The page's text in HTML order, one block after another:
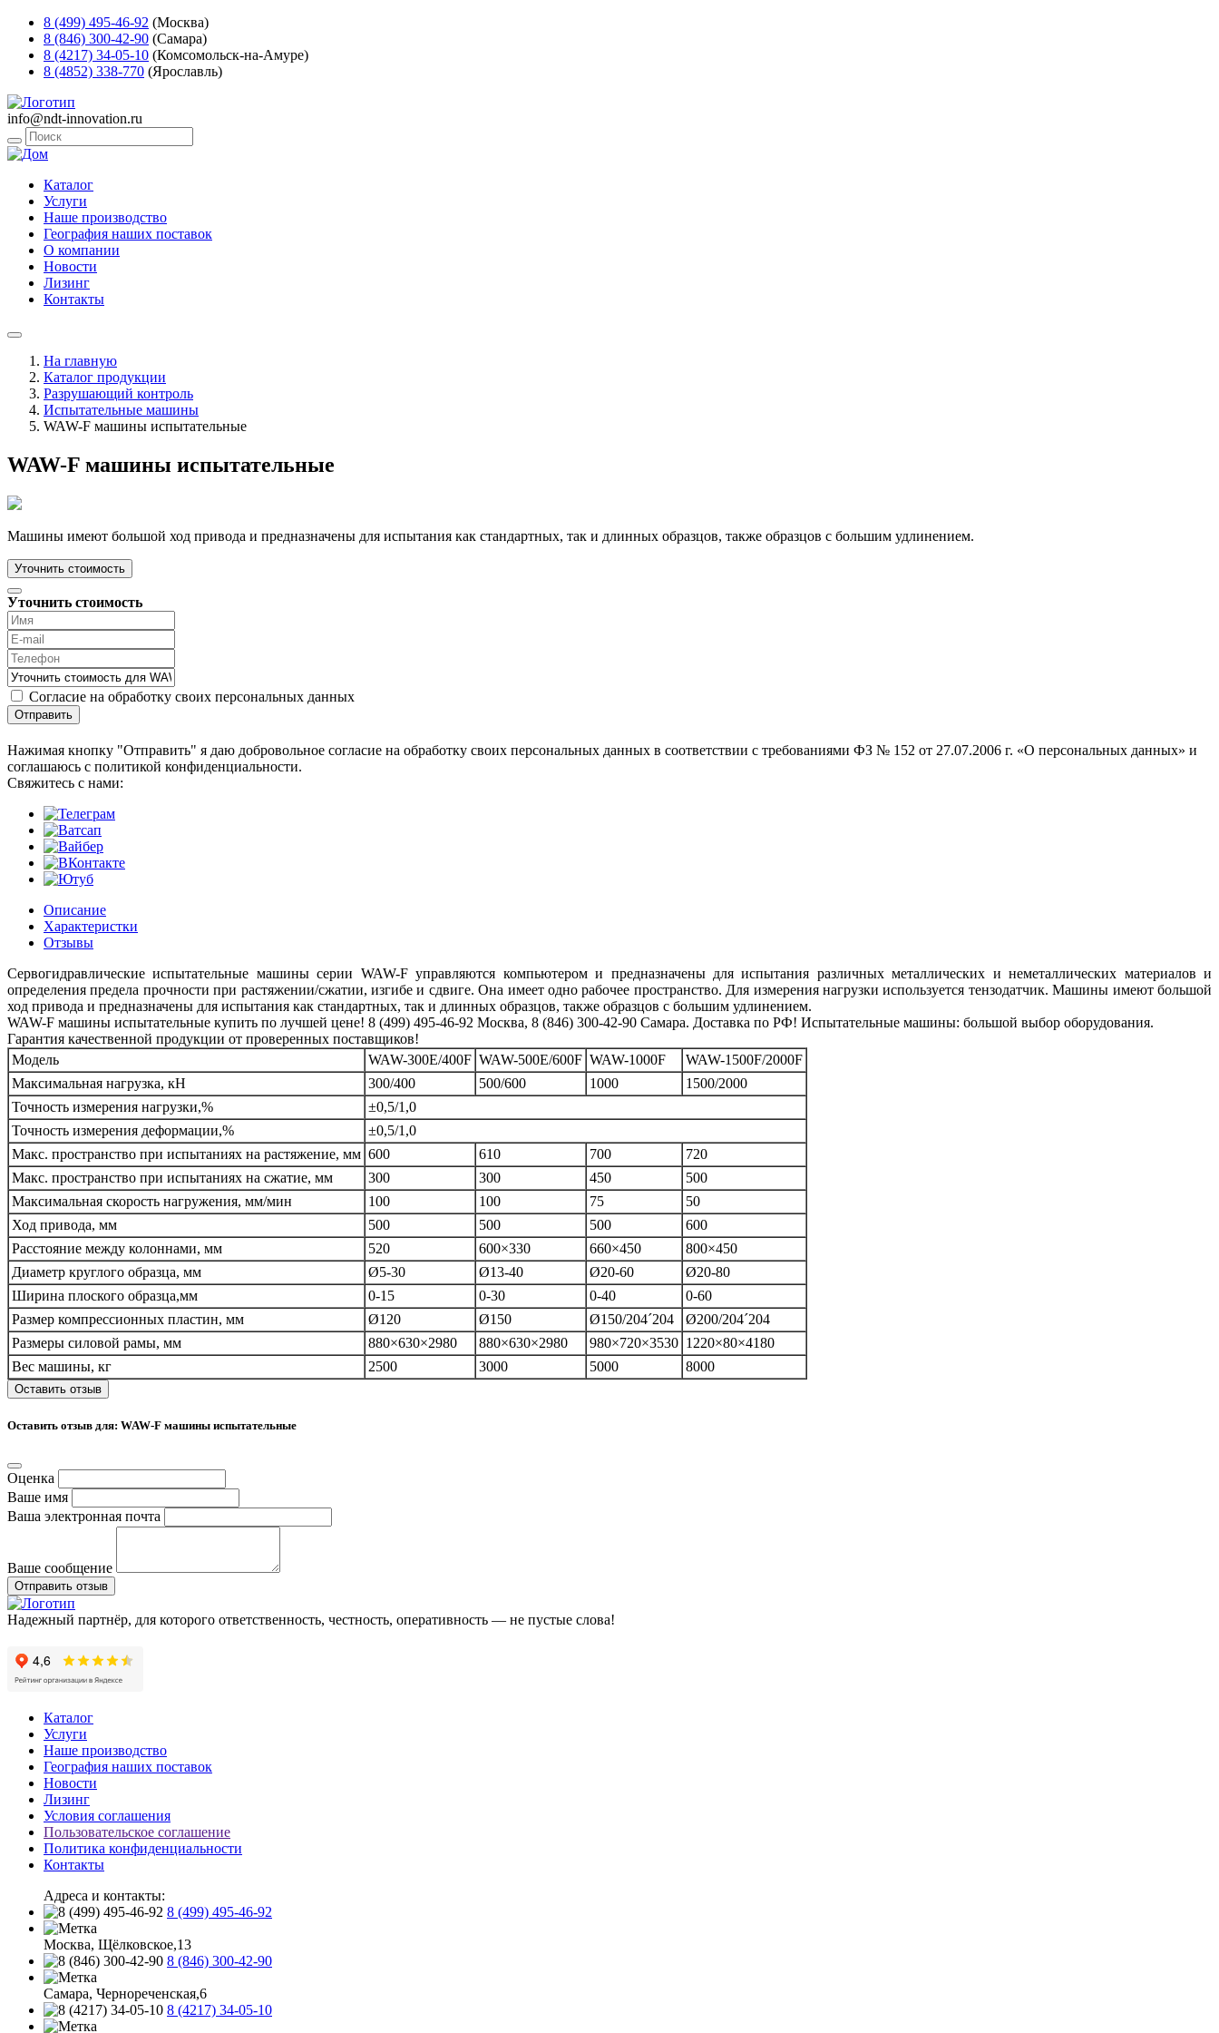
8 (499) 495-46-92 (Москва)
8 (846) 300-42-90 (Самара)
8 (4217) 34-05-10 (Комсомольск-на-Амуре)
8 (4852) 338-770 (Ярославль)
info@ndt-innovation.ru
Каталог
Услуги
Наше производство
География наших поставок
О компании
Новости
Лизинг
Контакты
На главную
Каталог продукции
Разрушающий контроль
Испытательные машины
WAW-F машины испытательные
WAW-F машины испытательные
Машины имеют большой ход привода и предназначены для испытания как стандартных, так и длинных образцов, также образцов с большим удлинением.
Уточнить стоимость
Уточнить стоимость
Согласие на обработку своих персональных данных
Отправить
Нажимая кнопку "Отправить" я даю добровольное согласие на обработку своих персональных данных в соответствии с требованиями ФЗ № 152 от 27.07.2006 г. «О персональных данных» и
соглашаюсь с политикой конфиденциальности.
Cвяжитесь с нами:
Описание
Характеристки
Отзывы
Сервогидравлические испытательные машины серии WAW-F управляются компьютером и предназначены для испытания различных металлических и неметаллических материалов и
определения предела прочности при растяжении/сжатии, изгибе и сдвиге. Она имеет одно рабочее пространство. Для измерения нагрузки используется тензодатчик. Машины имеют большой
ход привода и предназначены для испытания как стандартных, так и длинных образцов, также образцов с большим удлинением.
WAW-F машины испытательные купить по лучшей цене! 8 (499) 495-46-92 Москва, 8 (846) 300-42-90 Самара. Доставка по РФ! Испытательные машины: большой выбор оборудования.
Гарантия качественной продукции от проверенных поставщиков!
Модель
WAW-300E/400F WAW-500E/600F WAW-1000F
WAW-1500F/2000F
Максимальная нагрузка, кН
300/400 500/600 1000
1500/2000
Точность измерения нагрузки,%
±0,5/1,0
Точность измерения деформации,%
±0,5/1,0
Макс. пространство при испытаниях на растяжение, мм 600 610 700
720
Макс. пространство при испытаниях на сжатие, мм
300 300 450
500
Максимальная скорость нагружения, мм/мин
100 100 75
50
Ход привода, мм
500 500 500
600
Расстояние между колоннами, мм
520 600×330 660×450
800×450
Диаметр круглого образца, мм
Ø5-30 Ø13-40 Ø20-60
Ø20-80
Ширина плоского образца,мм
0-15 0-30 0-40
0-60
Размер компрессионных пластин, мм
Ø120 Ø150 Ø150/204´204
Ø200/204´204
Размеры силовой рамы, мм
880×630×2980 880×630×2980 980×720×3530 1220×80×4180
Вес машины, кг
2500 3000 5000 8000
Оставить отзыв
Оставить отзыв для: WAW-F машины испытательные
Оценка
Ваше имя
Ваша электронная почта
Ваше сообщение
Отправить отзыв
Надежный партнёр, для которого ответственность, честность, оперативность — не пустые слова!
Каталог
Услуги
Наше производство
География наших поставок
Новости
Лизинг
Условия соглашения
Пользовательское соглашение
Политика конфиденциальности
Контакты
Адреса и контакты:
8 (499) 495-46-92
Москва, Щёлковское,13
8 (846) 300-42-90
Самара, Чернореченская,6
8 (4217) 34-05-10